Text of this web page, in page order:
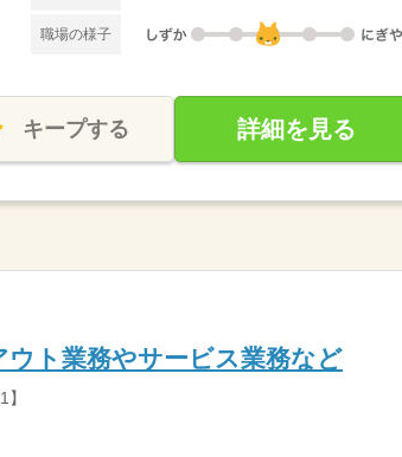
職場の様子
キープする 詳細を見る
ト業務やサービス業務など